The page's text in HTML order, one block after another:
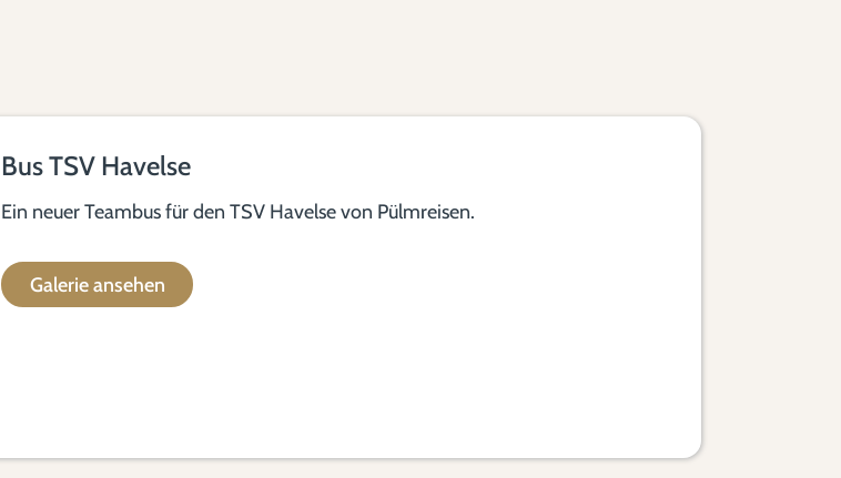
Bus TSV Havelse
Ein neuer Teambus für den TSV Havelse von Pülmreisen.
Galerie ansehen